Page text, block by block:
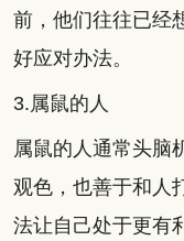
前，他们往往已经
好应对办法。
3.属鼠的人
属鼠的人通常头脑
观色，也善于和人
法让自己处于更有